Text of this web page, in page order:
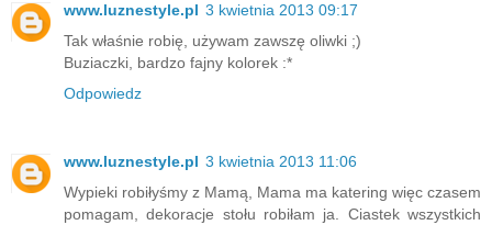
www.luznestyle.pl 3 kwietnia 2013 09:17
Tak właśnie robię, używam zawszę oliwki ;)
Buziaczki, bardzo fajny kolorek :*
Odpowiedz
www.luznestyle.pl 3 kwietnia 2013 11:06
Wypieki robiłyśmy z Mamą, Mama ma katering więc czasem
pomagam, dekoracje stołu robiłam ja. Ciastek wszystkich